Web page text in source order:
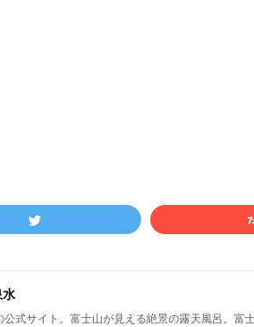
水
式サイト。富士山が見える絶景の露天風呂。富